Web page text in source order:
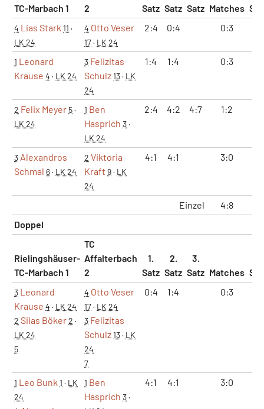
TC-Marbach 1
2
Satz Satz Satz Matches
4 Lias Stark 11 ·
LK 24
4 Otto Veser
17· LK 24
2:4 0:4 0:3
1 Leonard
Krause 4 · LK 24
3 Felizitas
Schulz13· LK
24
1:4 1:4 0:3
2 Felix Meyer 5·
LK 24
1 Ben
Hasprich 3·
LK 24
2:4 4:2 4:7 1:2
3 Alexandros
Schmal 6· LK 24
2 Viktoria
Kraft 9· LK
24
4:1 4:1 3:0
Einzel 4:8
Doppel
Rielingshäuser-
TC-Marbach 1
TC
Affalterbach
2
1.
Satz
2.
Satz
3.
Satz Matches
3 Leonard
Krause 4 · LK 24
2 Silas Böker2 ·
LK 24
5
4 Otto Veser
17· LK 24
3 Felizitas
Schulz13· LK
24
7
0:4 1:4 0:3
1 Leo Bunk 1 · LK
24
1 Ben
Hasprich 3·
4:1 4:1 3:0